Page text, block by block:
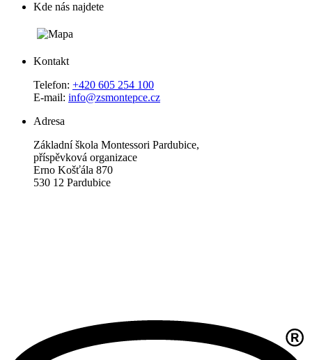
Kde nás najdete
Kontakt
Telefon: +420 605 254 100
E-mail: info@zsmontepce.cz
Adresa
Základní škola Montessori Pardubice,
příspěvková organizace
Erno Košťála 870
530 12 Pardubice